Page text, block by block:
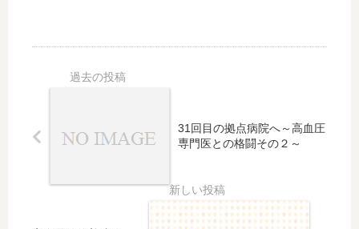
31回目の拠点病院へ～高血圧
専門医との格闘その２～